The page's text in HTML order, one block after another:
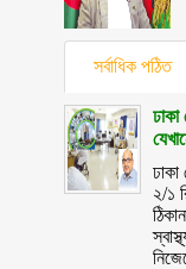
সর্বাধিক পঠিত
ঢাকা
ঢাকা
২/১